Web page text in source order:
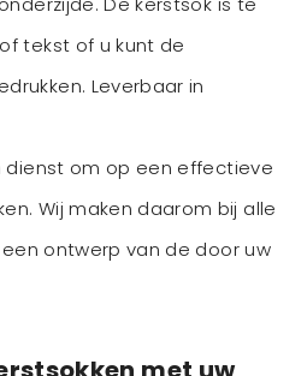
tekst of u kunt de
Leverbaar in
dienst om op een effectieve
Wij maken daarom bij alle
ontwerp van de door uw